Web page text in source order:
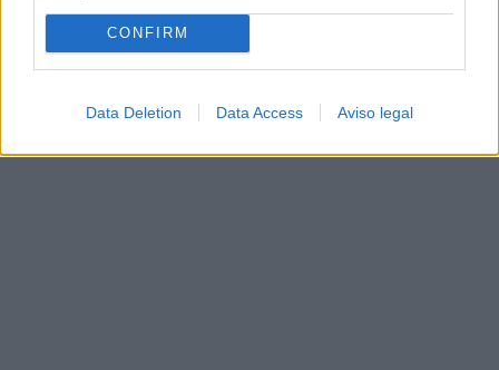
CONFIRM
Data Deletion Data Access Aviso legal